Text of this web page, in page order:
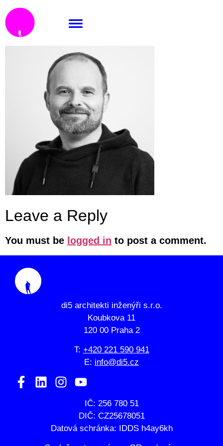
Di5 // business.
Leave a Reply
You must be logged in to post a comment.
di5 architekti inženýři s.r.o.
Koubkova 11
120 00 Praha 2
T: +420 221 590 941
E: info@di5.cz
IČ: 256 780 51
DIČ: CZ25678051
Datová schránka: IDDS h4ay6kh